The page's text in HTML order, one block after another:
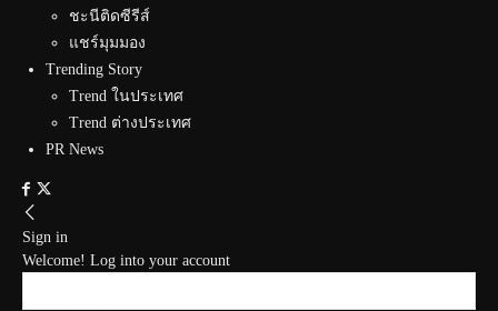
ชะนีติดซีรีส์
แชร์มุมมอง
Trending Story
Trend ในประเทศ
Trend ต่างประเทศ
PR News
Sign in
Welcome! Log into your account